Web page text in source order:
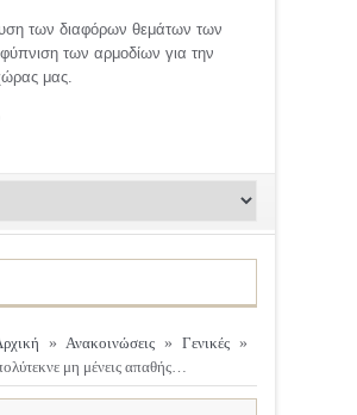
των διαφόρων θεμάτων των
των αρμοδίων για την
μας.
» Ανακοινώσεις » Γενικές »
μη μένεις απαθής…